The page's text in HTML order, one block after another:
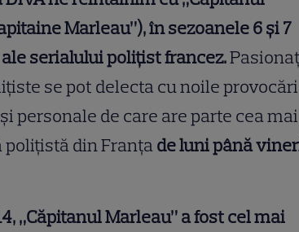
Marleau”), în sezoanele 6 și 7
serialului polițist francez.
se pot delecta cu noile provocări
personale de care are parte cea mai
polițistă din Franțade luni până
„Căpitanul Marleau” a fost cel mai